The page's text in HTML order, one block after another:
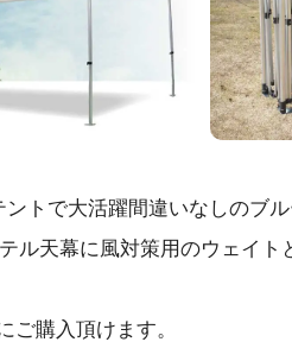
トで大活躍間違いなしのブル
ル天幕に風対策用のウェイ
購入頂けます。